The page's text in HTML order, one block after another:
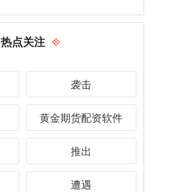
热点关注
袭击
黄金期货配资软件
推出
遭遇